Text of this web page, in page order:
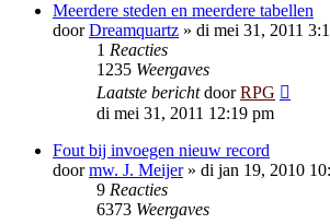
Meerdere steden en meerdere tabellen
doorDreamquartz » di mei 31, 2011
1 Reacties
1235 Weergaves
Laatste berichtdoorRPG
di mei 31, 2011 12:19 pm
Fout bij invoegen nieuw record
doormw. J. Meijer» di jan 19, 2010
9 Reacties
6373 Weergaves